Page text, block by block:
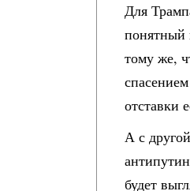
Для
понятный
тому же,
отставки
А с
будет